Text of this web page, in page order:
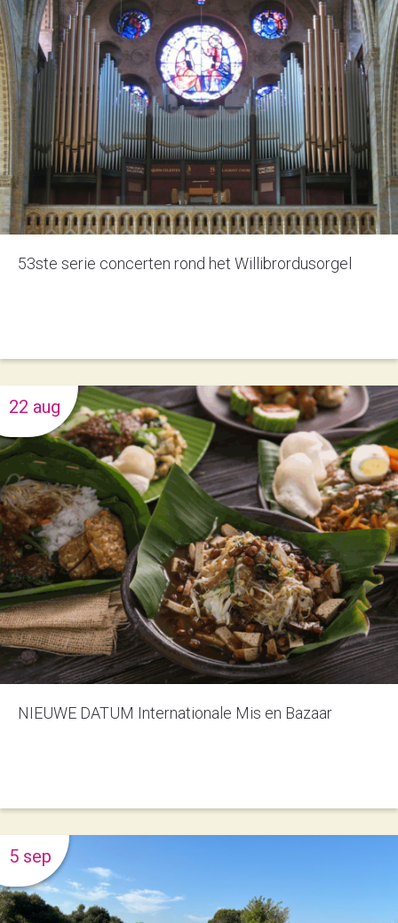
53ste serie concerten rond het Willibrordusorgel
NIEUWE DATUM Internationale Mis en Bazaar
22 aug
5 sep